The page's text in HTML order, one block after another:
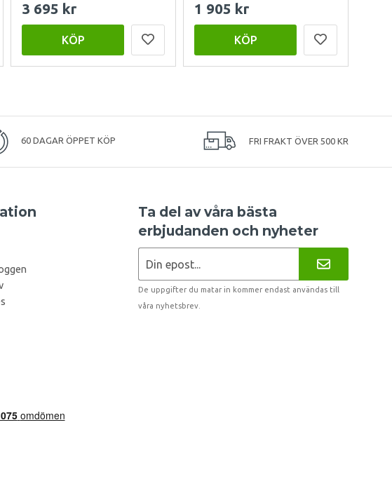
3 695 kr
KÖP
1 905 kr
KÖP
60 DAGAR ÖPPET KÖP FRI FRAKT ÖVER 500 KR
Ta del av våra bästa
erbjudanden och nyheter
De uppgifter du matar in kommer endast användas till
våra nyhetsbrev.